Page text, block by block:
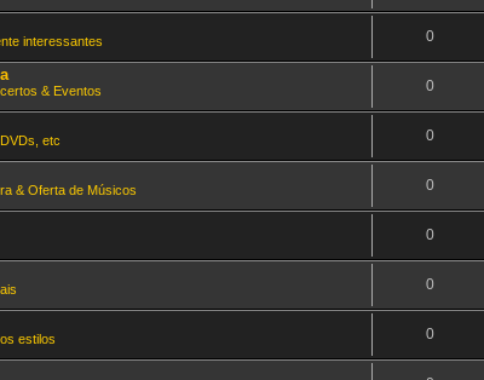
interessantes 0
& Eventos 0
etc 0
& Oferta de Músicos 0
0
0
estilos 0